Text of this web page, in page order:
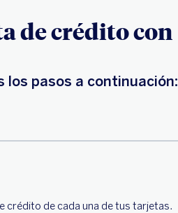
de crédito con
los pasos a continuación:
crédito de cada una de tus tarjetas.